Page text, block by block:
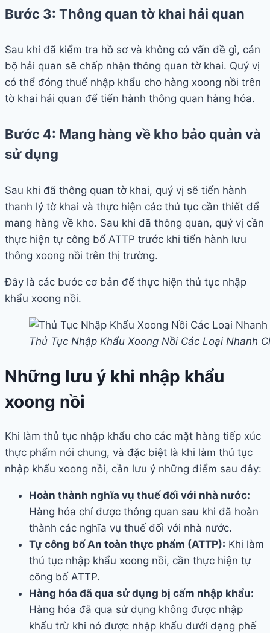
Bước 3: Thông quan tờ khai hải quan
Sau khi đã kiểm tra hồ sơ và không có vấn đề gì, cán
bộ hải quan sẽ chấp nhận thông quan tờ khai. Quý vị
có thể đóng thuế nhập khẩu cho hàng xoong nồi trên
tờ khai hải quan để tiến hành thông quan hàng hóa.
Bước 4: Mang hàng về kho bảo quản và
sử dụng
Sau khi đã thông quan tờ khai, quý vị sẽ tiến hành
thanh lý tờ khai và thực hiện các thủ tục cần thiết để
mang hàng về kho. Sau khi đã thông quan, quý vị cần
thực hiện tự công bố ATTP trước khi tiến hành lưu
thông xoong nồi trên thị trường.
Đây là các bước cơ bản để thực hiện thủ tục nhập
khẩu xoong nồi.
Thủ Tục Nhập Khẩu Xoong Nồi Các Loại Nhanh
Những lưu ý khi nhập khẩu
xoong nồi
Khi làm thủ tục nhập khẩu cho các mặt hàng tiếp xúc
thực phẩm nói chung, và đặc biệt là khi làm thủ tục
nhập khẩu xoong nồi, cần lưu ý những điểm sau đây:
Hoàn thành nghĩa vụ thuế đối với nhà nước:
Hàng hóa chỉ được thông quan sau khi đã hoàn
thành các nghĩa vụ thuế đối với nhà nước.
Tự công bố An toàn thực phẩm (ATTP): Khi làm
thủ tục nhập khẩu xoong nồi, cần thực hiện tự
công bố ATTP.
Hàng hóa đã qua sử dụng bị cấm nhập khẩu:
Hàng hóa đã qua sử dụng không được nhập
khẩu trừ khi nó được nhập khẩu dưới dạng phế